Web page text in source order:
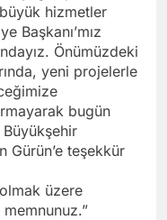
hizmetler
Başkanı’mız
Önümüzdeki
yeni projelerle
bugün
Büyükşehir
Gürün’e teşekkür
üzere